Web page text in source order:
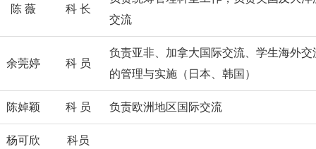
陈 薇 科 长
交流
余莞婷 科 员
负责亚非、加拿大国际交流、学生海外交
的管理与实施（日本、韩国）
陈婥颖 科 员 负责欧洲地区国际交流
杨可欣 科员